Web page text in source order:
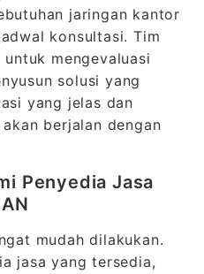
jaringan kantor
konsultasi. Tim
mengevaluasi
solusi yang
yang jelas dan
berjalan dengan
Penyedia Jasa
mudah dilakukan.
jasa yang tersedia,